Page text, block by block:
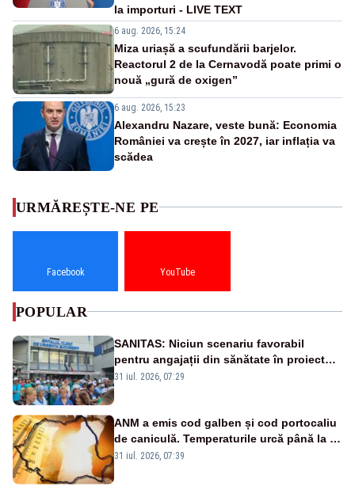
la importuri - LIVE TEXT
6 aug. 2026, 15:24
Miza uriașă a scufundării barjelor.
Reactorul 2 de la Cernavodă poate primi o
nouă „gură de oxigen”
6 aug. 2026, 15:23
Alexandru Nazare, veste bună: Economia
României va crește în 2027, iar inflația va
scădea
URMĂREȘTE-NE PE
Facebook YouTube
POPULAR
SANITAS: Niciun scenariu favorabil
pentru angajații din sănătate în proiectul
Legii salarizării
31 iul. 2026, 07:29
ANM a emis cod galben și cod portocaliu
de caniculă. Temperaturile urcă până la 38
de grade, iar nopțile devin tropicale
31 iul. 2026, 07:39